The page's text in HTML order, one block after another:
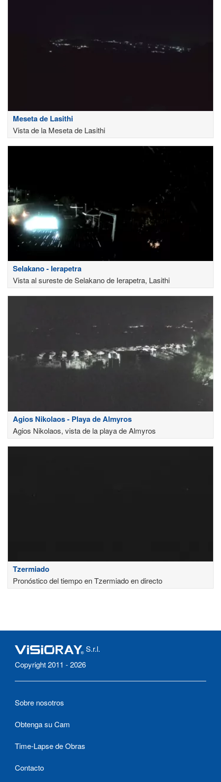
Meseta de Lasithi
Vista de la Meseta de Lasithi
Selakano - Ierapetra
Vista al sureste de Selakano de Ierapetra, Lasithi
Agios Nikolaos - Playa de Almyros
Agios Nikolaos, vista de la playa de Almyros
Tzermiado
Pronóstico del tiempo en Tzermiado en directo
S.r.l.
Copyright 2011 - 2026
Sobre nosotros
Obtenga su Cam
Time-Lapse de Obras
Contacto